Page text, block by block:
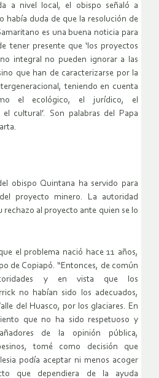
a nivel local, el obispo señaló a
había duda de que la resolución de
es una buena noticia para
tener presente que ‘los proyectos
integral no pueden ignorar a las
que han de caracterizarse por la
teniendo en cuenta
el ecológico, el jurídico, el
cultural’. Son palabras del Papa
obispo Quintana ha servido para
proyecto minero. La autoridad
rechazo al proyecto ante quien se lo
el problema nació hace 11 años,
de Copiapó. “Entonces, de común
y en vista que los
no habían sido los adecuados,
del Huasco, por los glaciares. En
que no ha sido respetuoso y
de la opinión pública,
tomé como decisión que
podía aceptar ni menos acoger
que dependiera de la ayuda